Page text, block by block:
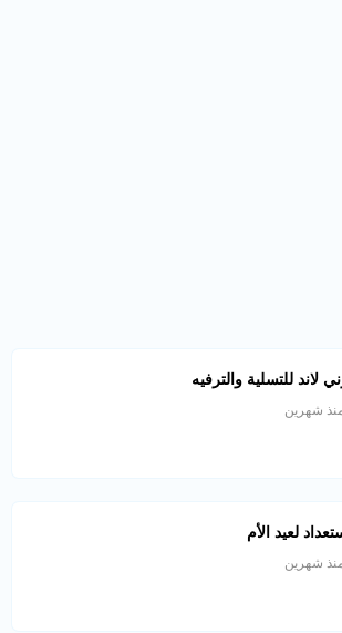
لاند للتسلية والترفيه
شهرين
لعيد الأم
شهرين